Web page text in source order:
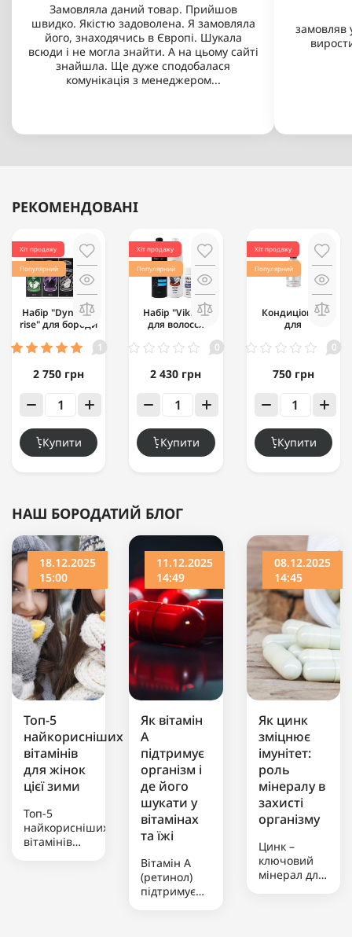
Замовляла даний товар. Прийшов
швидко. Якістю задоволена. Я замовляла
його, знаходячись в Європі. Шукала
всюди і не могла знайти. А на цьому сайті
знайшла. Ще дуже сподобалася
комунікація з менеджером...
замовляв
РЕКОМЕНДОВАНІ
Хіт продажу
Популярний
Набір "Dynamic
rise" для бороди
1
2 750 грн
Купити
Хіт продажу
Популярний
Набір "Viking"
для волосся
(чоловічий)
0
2 430 грн
Купити
Хіт продажу
Популярний
Кондиціонер
для
волосся
Brimble
Nourishing
мл
0
750 грн
Купити
НАШ БОРОДАТИЙ БЛОГ
18.12.2025
15:00
Топ-5
найкорисніших
вітамінів
для жінок
цієї зими
Топ-5
найкорисніших
вітамінів
11.12.2025
14:49
Як вітамін
А
підтримує
організм і
де його
шукати у
вітамінах
та їжі
Вітамін А
(ретинол)
підтримує
08.12.2025
14:45
Як цинк
зміцнює
імунітет:
роль
мінералу в
захисті
організму
Цинк –
ключовий
мінерал для